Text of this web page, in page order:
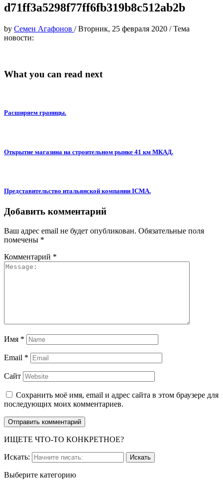
d71ff3a5298f77ff6fb319b8c512ab2b
by Семен Агафонов /Вторник, 25 февраля 2020 /Тема
новости:
What you can read next
Расширяем границы.
Открытие магазина на строительном рынке 41 км МКАД.
Представительство итальянской компании ICMA.
Добавить комментарий
Ваш адрес email не будет опубликован. Обязательные поля
помечены *
Комментарий *
Имя *
Email *
Сайт
Сохранить моё имя, email и адрес сайта в этом браузере для
последующих моих комментариев.
ИЩЕТЕ ЧТО-ТО КОНКРЕТНОЕ?
Искать:
Выберите категорию